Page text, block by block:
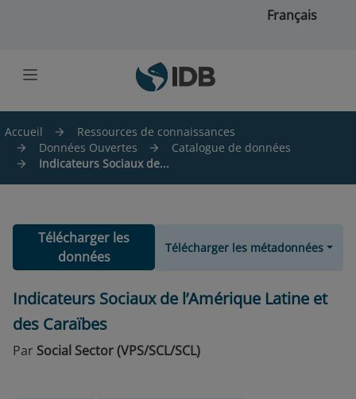
Français
Accueil
Ressources de connaissances
Données Ouvertes
Catalogue de données
Indicateurs Sociaux de...
Télécharger les
données
Télécharger les métadonnées
Indicateurs Sociaux de l’Amérique Latine et
des Caraïbes
Par Social Sector (VPS/SCL/SCL)